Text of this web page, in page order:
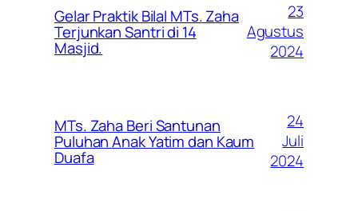
Gelar Praktik Bilal MTs. Zaha
Terjunkan Santri di 14
Masjid.
23
Agustus
2024
MTs. Zaha Beri Santunan
Puluhan Anak Yatim dan Kaum
Duafa
24
Juli
2024